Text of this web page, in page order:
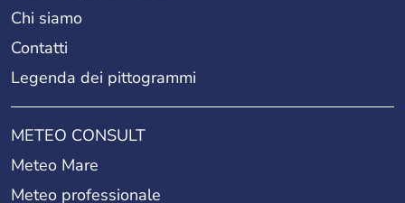
Chi siamo
Contatti
Legenda dei pittogrammi
METEO CONSULT
Meteo Mare
Meteo professionale